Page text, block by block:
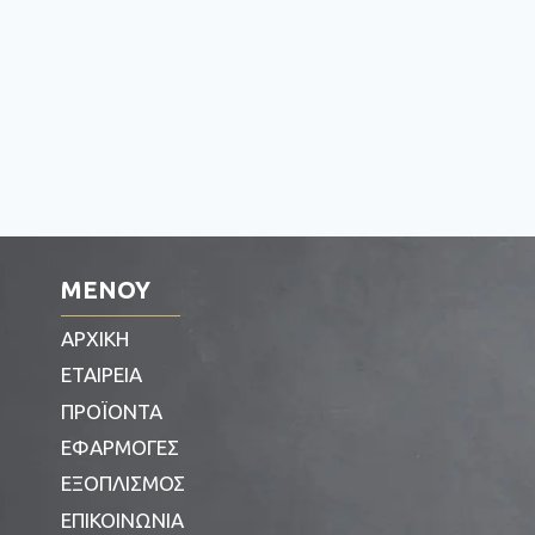
ΜΕΝΟΥ
ΑΡΧΙΚΗ
ΕΤΑΙΡΕΙΑ
ΠΡΟΪΟΝΤΑ
ΕΦΑΡΜΟΓΕΣ
ΕΞΟΠΛΙΣΜΟΣ
ΕΠΙΚΟΙΝΩΝΙΑ